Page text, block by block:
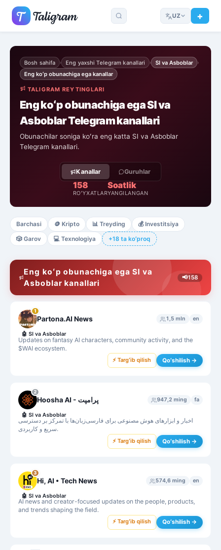
UZ
Bosh sahifa › Eng yaxshi Telegram kanallari › SI va Asboblar ›
Eng koʻp obunachiga ega kanallar
TALIGRAM REYTINGLARI
Eng koʻp obunachiga ega SI va
Asboblar Telegram kanallari
Obunachilar soniga koʻra eng katta SI va Asboblar
Telegram kanallari.
Kanallar Guruhlar
158
ROʻYXATLAR
Soatlik
YANGILANGAN
Barchasi 🪙 Kripto 📊 Treyding 💰 Investitsiya
🎲 Garov 💻 Texnologiya +18 ta koʻproq
Eng koʻp obunachiga ega SI va
Asboblar kanallari
📢158
1
Partona.AI News 1,5 mln en
Updates on fantasy AI characters, community activity, and the
$WAI ecosystem.
🤖 SI va Asboblar
⚡ Targʻib qilish Qoʻshilish →
2
Hoosha AI - پرامپت 947,2 ming fa
اخبار و ابزارهای هوش مصنوعی برای فارسی‌زبان‌ها با تمرکز بر دسترسی
سریع و کاربردی.
🤖 SI va Asboblar
⚡ Targʻib qilish Qoʻshilish →
3
Hi, AI • Tech News 574,6 ming en
AI news and creator-focused updates on the people, products,
and trends shaping the field.
🤖 SI va Asboblar
⚡ Targʻib qilish Qoʻshilish →